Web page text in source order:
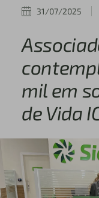
31/07/2025
mil em
de Vida